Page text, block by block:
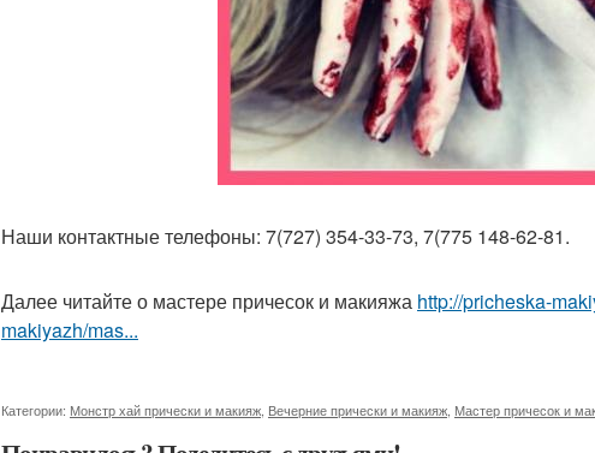
Наши контактные телефоны: 7(727) 354-33-73, 7(775 148-62-81.
Далее читайте о мастере причесок и макияжа http://pricheska-
makiyazh/mas...
Категории: Монстр хай прически и макияж Вечерние прически и макияж Мастер причесок и